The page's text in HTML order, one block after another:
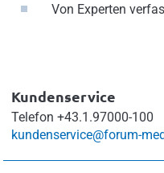
Von Experten
Kundenservice
Telefon +43.1.97000-100
kundenservice@forum-